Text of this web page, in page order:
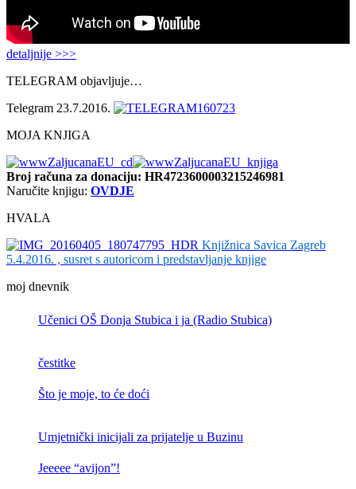
detaljnije >>>
TELEGRAM objavljuje…
Telegram 23.7.2016.
MOJA KNJIGA
Broj računa za donaciju: HR4723600003215246981
Naručite knjigu: OVDJE
HVALA
Knjižnica Savica Zagreb
5.4.2016. , susret s autoricom i predstavljanje knjige
moj dnevnik
Učenici OŠ Donja Stubica i ja (Radio Stubica)
čestitke
Što je moje, to će doći
Umjetnički inicijali za prijatelje u Buzinu
Jeeeee “avijon”!